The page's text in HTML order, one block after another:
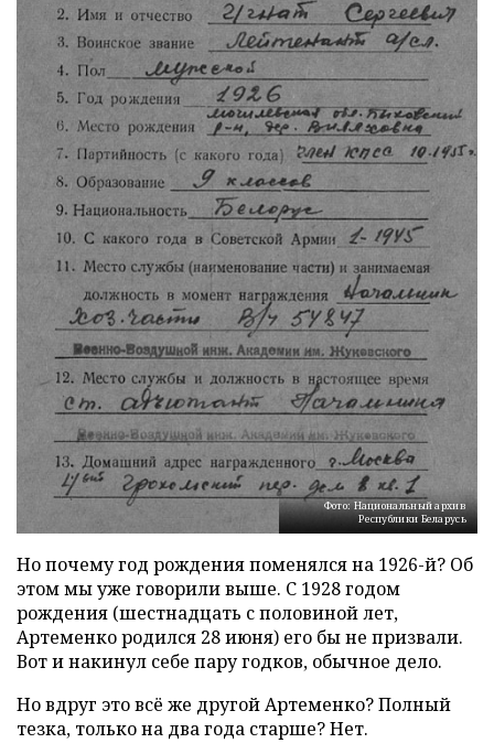
Фото: Национальный архив
Республики Беларусь
Но почему год рождения поменялся на 1926-й? Об
этом мы уже говорили выше. С 1928 годом
рождения (шестнадцать с половиной лет,
Артеменко родился 28 июня) его бы не призвали.
Вот и накинул себе пару годков, обычное дело.
Но вдруг это всё же другой Артеменко? Полный
тезка, только на два года старше? Нет.